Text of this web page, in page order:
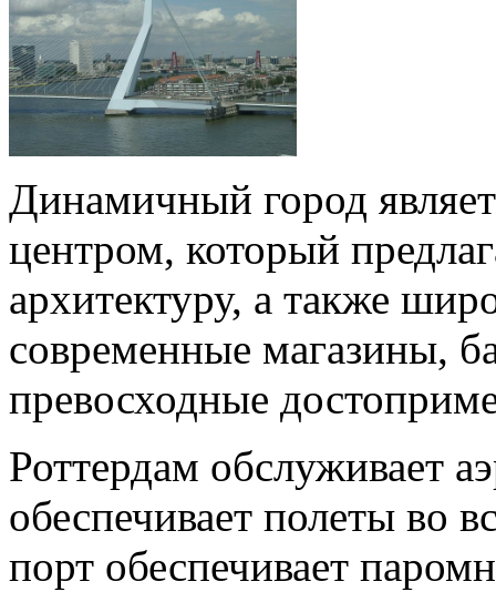
Динамичный город
центром, который
архитектуру, а также
современные магазины,
превосходные
Роттердам обслуживает
обеспечивает полеты во
порт обеспечивает